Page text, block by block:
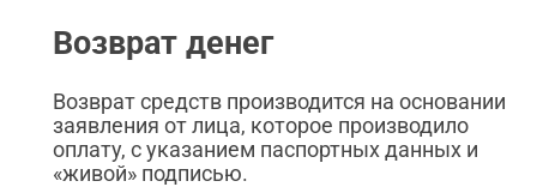
Возврат денег
Возврат средств производится на основании
заявления от лица, которое производило
оплату, с указанием паспортных данных и
«живой» подписью.